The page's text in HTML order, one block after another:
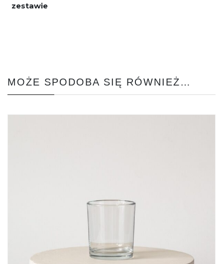
zestawie
MOŻE SPODOBA SIĘ RÓWNIEŻ…